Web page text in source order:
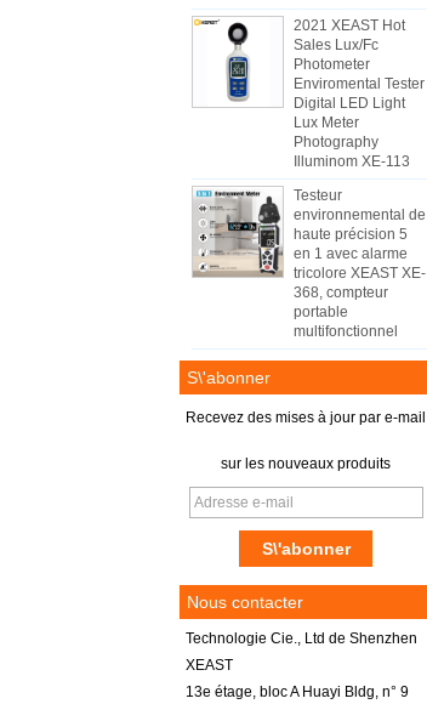
2021 XEAST Hot
Sales Lux/Fc
Photometer
Enviromental Tester
Digital LED Light
Lux Meter
Photography
Illuminom XE-113
Testeur
environnemental de
haute précision 5
en 1 avec alarme
tricolore XEAST XE-
368, compteur
portable
multifonctionnel
S\'abonner
Recevez des mises à jour par e-mail
sur les nouveaux produits
Nous contacter
Technologie Cie., Ltd de Shenzhen
XEAST
13e étage, bloc A Huayi Bldg, n° 9